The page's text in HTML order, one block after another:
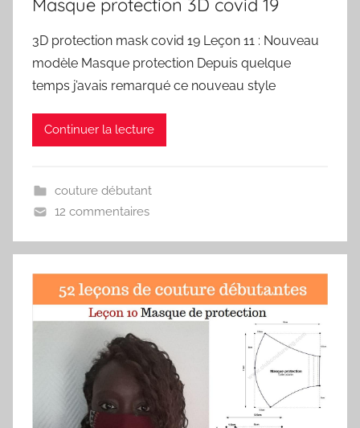
Masque protection 3D covid 19
3D protection mask covid 19 Leçon 11 : Nouveau
modèle Masque protection Depuis quelque
temps j’avais remarqué ce nouveau style
Continuer la lecture
couture débutant
12 commentaires